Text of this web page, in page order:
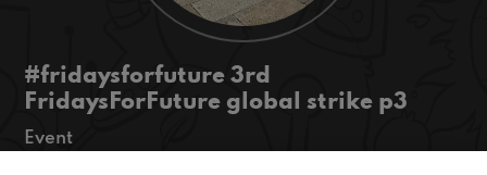
#fridaysforfuture 3rd
FridaysForFuture global strike p3
Event